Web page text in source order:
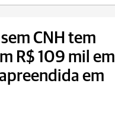
CNH tem
R$ 109 mil em
em